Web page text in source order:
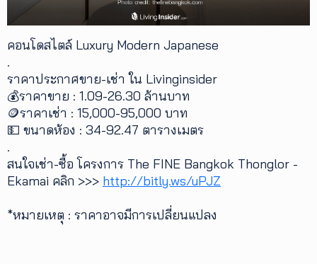
คอนโดสไตล์ Luxury Modern Japanese
.
ราคาประกาศขาย-เช่า ใน Livinginsider
💰ราคาขาย : 1.09-26.30 ล้านบาท
🪙ราคาเช่า : 15,000-95,000 บาท
💵 ขนาดห้อง : 34-92.47 ตารางเมตร
.
สนใจเช่า-ซื้อ โครงการ The FINE Bangkok Thonglor -
Ekamai คลิก >>> http://bitly.ws/uPJZ
*หมายเหตุ : ราคาอาจมีการเปลี่ยนแปลง